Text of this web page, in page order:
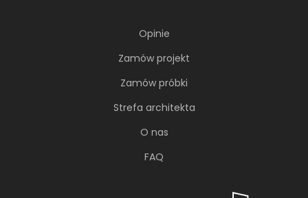
Opinie
Zamów projekt
Zamów próbki
Strefa architekta
O nas
FAQ